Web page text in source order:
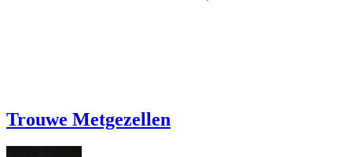
Trouwe Metgezellen